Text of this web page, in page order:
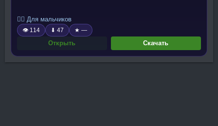
🧍‍♂️ Для мальчиков
👁 114 ⬇ 47 ★ —
Открыть Скачать